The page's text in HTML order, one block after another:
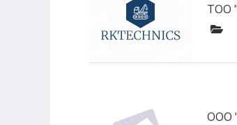
ТОО
ООО